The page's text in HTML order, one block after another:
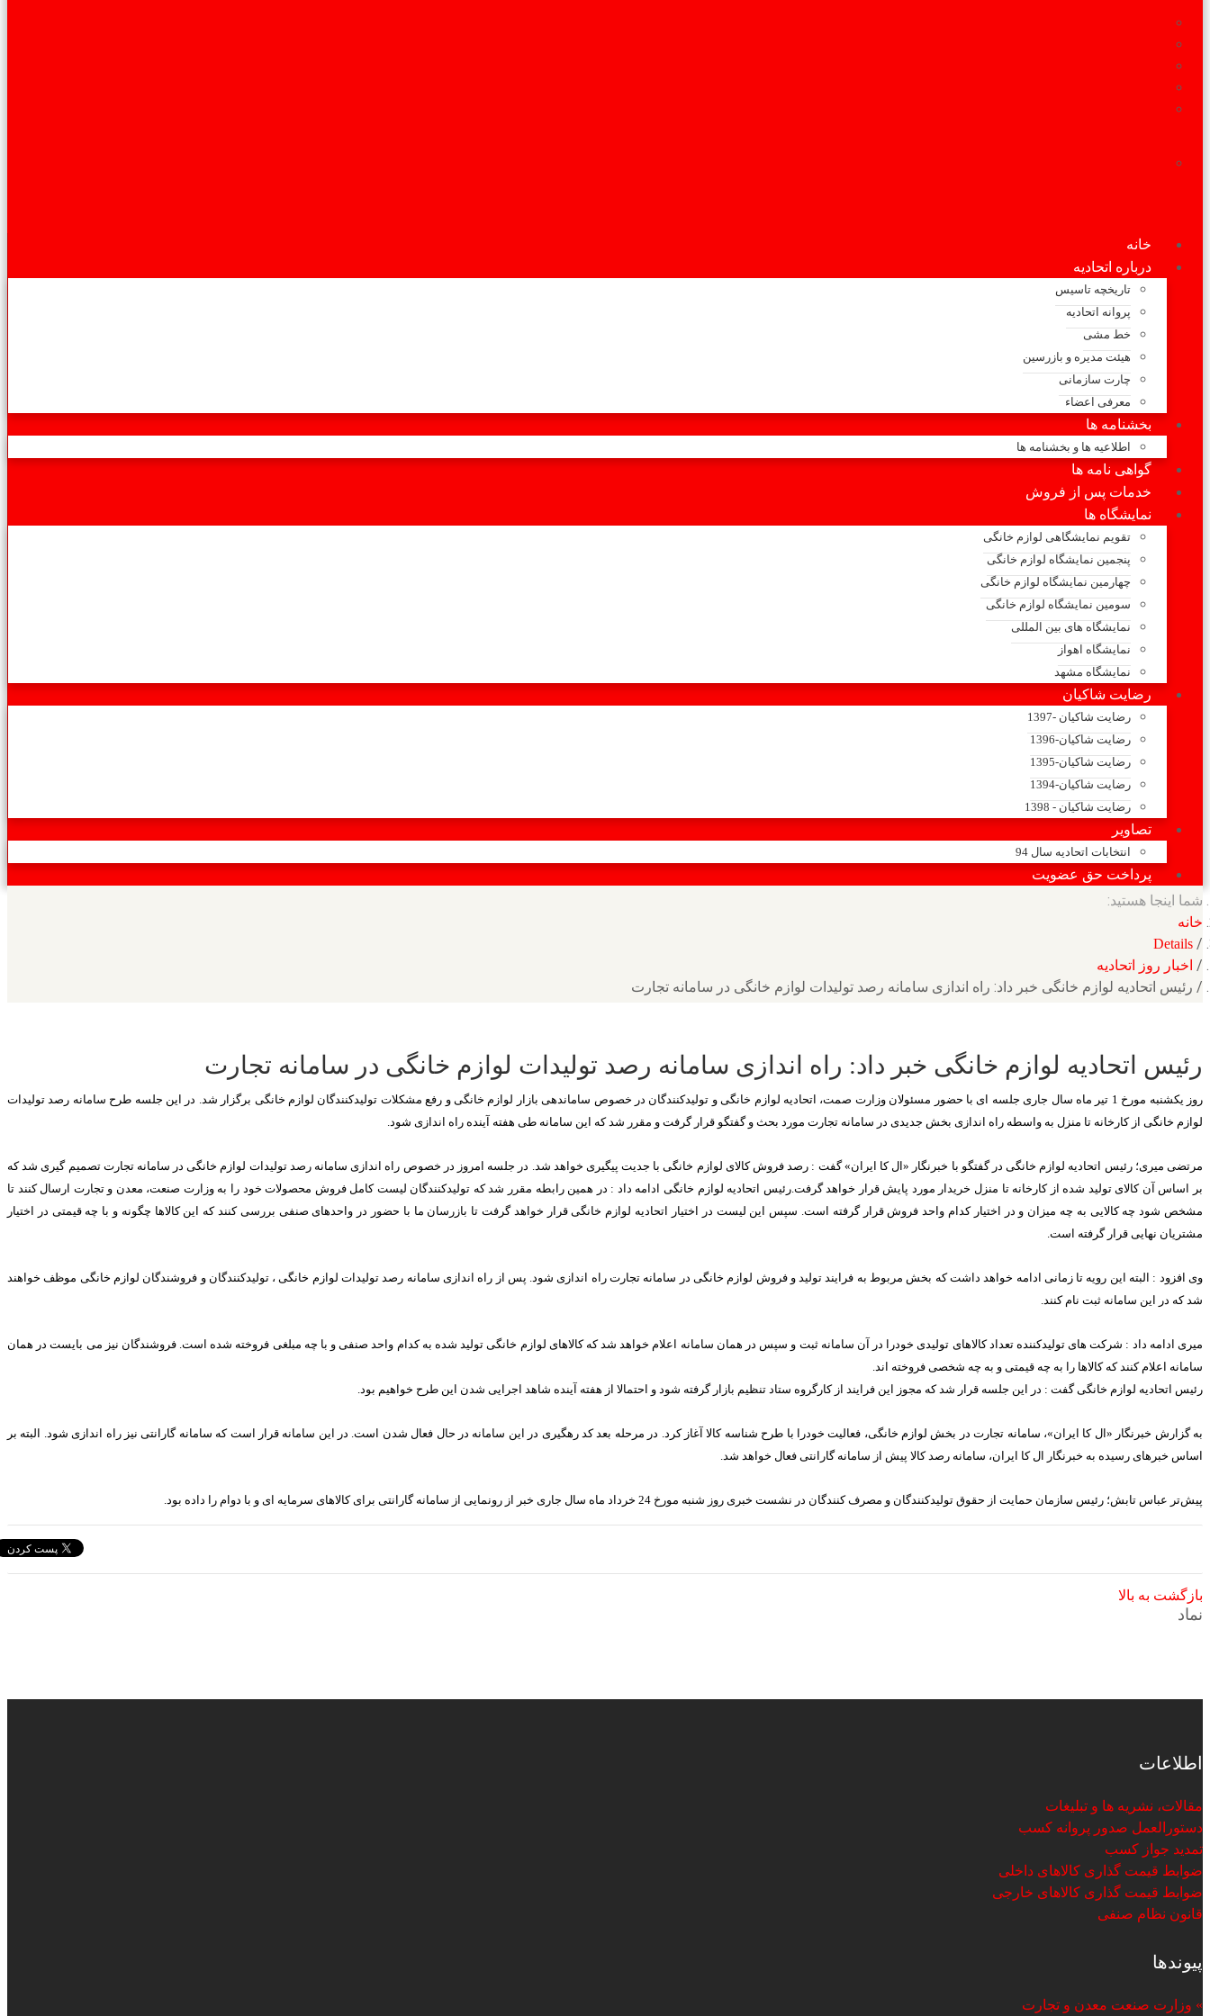
خانه
درباره اتحادیه
تاریخچه تاسیس
پروانه اتحادیه
خط مشی
هیئت مدیره و بازرسین
چارت سازمانی
معرفی اعضاء
بخشنامه ها
اطلاعیه ها و بخشنامه ها
گواهی نامه ها
خدمات پس از فروش
نمایشگاه ها
تقویم نمایشگاهی لوازم خانگی
پنجمین نمایشگاه لوازم خانگی
چهارمین نمایشگاه لوازم خانگی
سومین نمایشگاه لوازم خانگی
نمایشگاه های بین المللی
نمایشگاه اهواز
نمایشگاه مشهد
رضایت شاکیان
رضایت شاکیان -1397
رضایت شاکیان-1396
رضایت شاکیان-1395
رضایت شاکیان-1394
رضایت شاکیان - 1398
تصاویر
انتخابات اتحادیه سال 94
پرداخت حق عضویت
شما اینجا هستید:
خانه
Details
اخبار روز اتحادیه
رئیس اتحادیه لوازم خانگی خبر داد: راه اندازی سامانه رصد تولیدات لوازم خانگی در سامانه تجارت
رئیس اتحادیه لوازم خانگی خبر داد: راه اندازی سامانه رصد تولیدات لوازم خانگی در سامانه تجارت
روز یکشنبه مورخ 1 تیر ماه سال جاری جلسه ای با حضور مسئولان وزارت صمت، اتحادیه لوازم خانگی و تولیدکنندگان در خصوص ساماندهی بازار لوازم خانگی و رفع مشکلات تولیدکنندگان لوازم خانگی برگزار شد. در این جلسه طرح سامانه رصد تولیدات
لوازم خانگی از کارخانه تا منزل به واسطه راه اندازی بخش جدیدی در سامانه تجارت مورد بحث و گفتگو قرار گرفت و مقرر شد که این سامانه طی هفته آینده راه اندازی شود.
مرتضی میری؛ رئیس اتحادیه لوازم خانگی در گفتگو با خبرنگار «ال کا ایران» گفت : رصد فروش کالای لوازم خانگی با جدیت پیگیری خواهد شد. در جلسه امروز در خصوص راه اندازی سامانه رصد تولیدات لوازم خانگی در سامانه تجارت تصمیم گیری شد که
بر اساس آن کالای تولید شده از کارخانه تا منزل خریدار مورد پایش قرار خواهد گرفت.رئیس اتحادیه لوازم خانگی ادامه داد : در همین رابطه مقرر شد که تولیدکنندگان لیست کامل فروش محصولات خود را به وزارت صنعت، معدن و تجارت ارسال کنند تا
مشخص شود چه کالایی به چه میزان و در اختیار کدام واحد فروش قرار گرفته است. سپس این لیست در اختیار اتحادیه لوازم خانگی قرار خواهد گرفت تا بازرسان ما با حضور در واحدهای صنفی بررسی کنند که این کالاها چگونه و با چه قیمتی در اختیار
مشتریان نهایی قرار گرفته است.
وی افزود : البته این رویه تا زمانی ادامه خواهد داشت که بخش مربوط به فرایند تولید و فروش لوازم خانگی در سامانه تجارت راه اندازی شود. پس از راه اندازی سامانه رصد تولیدات لوازم خانگی ، تولیدکنندگان و فروشندگان لوازم خانگی موظف خواهند
شد که در این سامانه ثبت نام کنند.
میری ادامه داد : شرکت های تولیدکننده تعداد کالاهای تولیدی خودرا در آن سامانه ثبت و سپس در همان سامانه اعلام خواهد شد که کالاهای لوازم خانگی تولید شده به کدام واحد صنفی و با چه مبلغی فروخته شده است. فروشندگان نیز می بایست در همان
سامانه اعلام کنند که کالاها را به چه قیمتی و به چه شخصی فروخته اند.
رئیس اتحادیه لوازم خانگی گفت : در این جلسه قرار شد که مجوز این فرایند از کارگروه ستاد تنظیم بازار گرفته شود و احتمالا از هفته آینده شاهد اجرایی شدن این طرح خواهیم بود.
به گزارش خبرنگار «ال کا ایران»، سامانه تجارت در بخش لوازم خانگی، فعالیت خودرا با طرح شناسه کالا آغاز کرد. در مرحله بعد کد رهگیری در این سامانه در حال فعال شدن است. در این سامانه قرار است که سامانه گارانتی نیز راه اندازی شود. البته بر
اساس خبرهای رسیده به خبرنگار ال کا ایران، سامانه رصد کالا پیش از سامانه گارانتی فعال خواهد شد.
پیش‌تر عباس تابش؛ رئیس سازمان حمایت از حقوق تولیدکنندگان و مصرف کنندگان در نشست خبری روز شنبه مورخ 24 خرداد ماه سال جاری خبر از رونمایی از سامانه گارانتی برای کالاهای سرمایه ای و با دوام را داده بود.
بازگشت به بالا
نماد
اطلاعات
مقالات، نشریه ها و تبلیغات
دستورالعمل صدور پروانه کسب
تمدید جواز کسب
ضوابط قیمت گذاری کالاهای داخلی
ضوابط قیمت گذاری کالاهای خارجی
قانون نظام صنفی
پیوندها
» وزارت صنعت معدن و تجارت